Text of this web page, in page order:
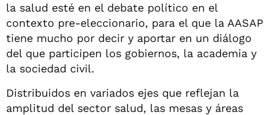
la salud esté en el debate político en el
contexto pre-eleccionario, para el que la AASAP
tiene mucho por decir y aportar en un diálogo
del que participen los gobiernos, la academia y
la sociedad civil.
Distribuidos en variados ejes que reflejan la
amplitud del sector salud, las mesas y áreas